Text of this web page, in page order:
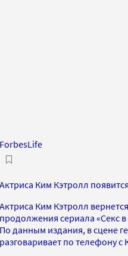
ForbesLife
Актриса Ким Кэтролл
Актриса Ким Кэтролл
продолжения сериала «Секс
По данным издания, в сцене
разговаривает по телефону